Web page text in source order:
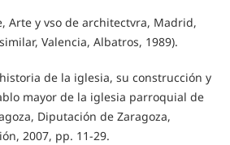
Arte y vso de architectvra, Madrid,
Valencia, Albatros, 1989).
historia de la iglesia, su construcción y
mayor de la iglesia parroquial de
Diputación de Zaragoza,
2007, pp. 11-29.